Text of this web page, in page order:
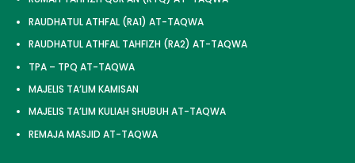
RAUDHATUL ATHFAL (RA1) AT-TAQWA
RAUDHATUL ATHFAL TAHFIZH (RA2) AT-TAQWA
TPA – TPQ AT-TAQWA
MAJELIS TA’LIM KAMISAN
MAJELIS TA’LIM KULIAH SHUBUH AT-TAQWA
REMAJA MASJID AT-TAQWA